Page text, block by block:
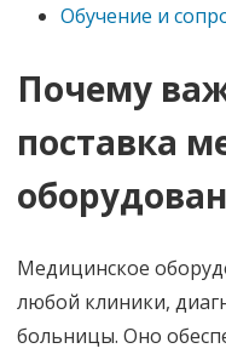
Обучение и
Почему
поставка
Медицинское
любой клиники,
больницы. Оно